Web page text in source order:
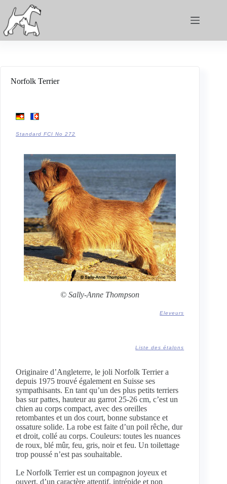
Norfolk Terrier
Standard FCI No 272
© Sally-Anne Thompson
Eleveurs
Liste des étalons
Originaire d’Angleterre, le joli Norfolk Terrier a
depuis 1975 trouvé également en Suisse ses
sympathisants. En tant qu’un des plus petits terriers
bas sur pattes, hauteur au garrot 25-26 cm, c’est un
chien au corps compact, avec des oreilles
retombantes et un dos court, bonne substance et
ossature solide. La robe est faite d’un poil rêche, dur
et droit, collé au corps. Couleurs: toutes les nuances
de roux, blé mûr, feu, gris, noir et feu. Un toilettage
trop poussé n’est pas souhaitable.
Le Norfolk Terrier est un compagnon joyeux et
ouvert, d’un caractère attentif, intrépide et non